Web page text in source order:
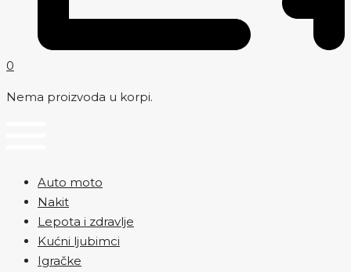
0
Nema proizvoda u korpi.
Auto moto
Nakit
Lepota i zdravlje
Kućni ljubimci
Igračke